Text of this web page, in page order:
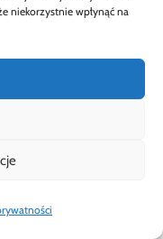
niekorzystnie wpłynąć na
świąteczny
są
zupełnie
ale
dochodu,
sobie solidną